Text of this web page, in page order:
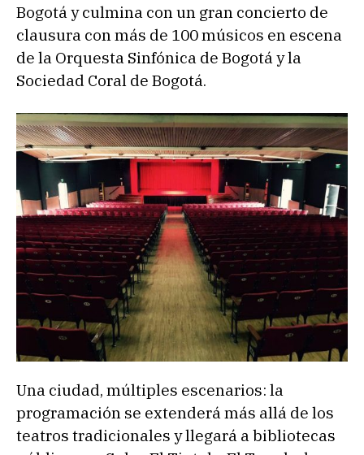
Bogotá y culmina con un gran concierto de
clausura con más de 100 músicos en escena
de la Orquesta Sinfónica de Bogotá y la
Sociedad Coral de Bogotá.
Una ciudad, múltiples escenarios: la
programación se extenderá más allá de los
teatros tradicionales y llegará a bibliotecas